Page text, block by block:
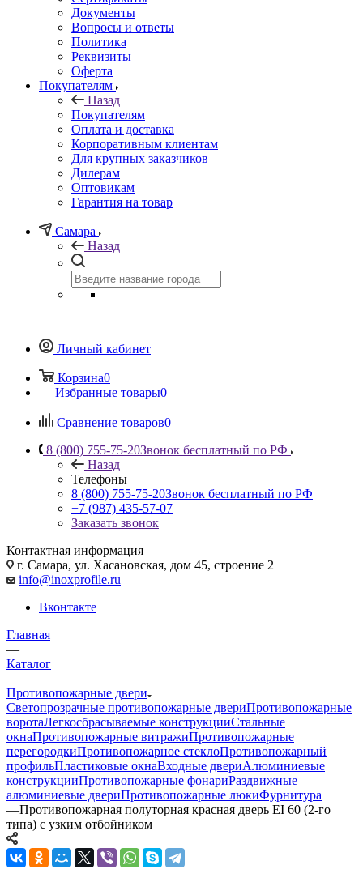
Документы
Вопросы и ответы
Политика
Реквизиты
Оферта
Покупателям
Назад
Покупателям
Оплата и доставка
Корпоративным клиентам
Для крупных заказчиков
Дилерам
Оптовикам
Гарантия на товар
Самара
Назад
Личный кабинет
Корзина0
Избранные товары0
Сравнение товаров0
8 (800) 755-75-20Звонок бесплатный по РФ
Назад
Телефоны
8 (800) 755-75-20Звонок бесплатный по РФ
+7 (987) 435-57-07
Заказать звонок
Контактная информация
г. Самара, ул. Хасановская, дом 45, строение 2
info@inoxprofile.ru
Вконтакте
Главная
—
Каталог
—
Противопожарные двери
Светопрозрачные противопожарные двериПротивопожарные
воротаЛегкосбрасываемые конструкцииСтальные
окнаПротивопожарные витражиПротивопожарные
перегородкиПротивопожарное стеклоПротивопожарный
профильПластиковые окнаВходные двериАлюминиевые
конструкцииПротивопожарные фонариРаздвижные
алюминиевые двериПротивопожарные люкиФурнитура
—Противопожарная полуторная красная дверь EI 60 (2-го
типа) с узким отбойником